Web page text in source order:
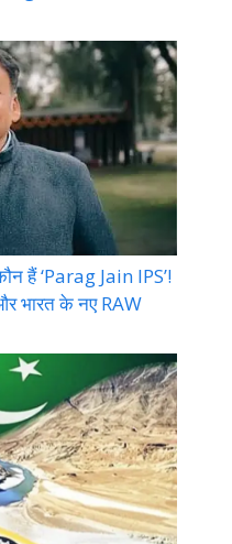
हैं ‘Parag Jain IPS’!
भारत के नए RAW